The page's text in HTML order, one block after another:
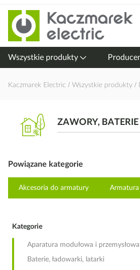
Przejdź
do
treści
Wszystkie produkty
Kaczmarek Electric Wszystkie produkty
ZAWORY,
Powiązane kategorie
Akcesoria do armatury Armatura
Kategorie
Aparatura modułowa i przemysłowa
Baterie, ładowarki, latarki